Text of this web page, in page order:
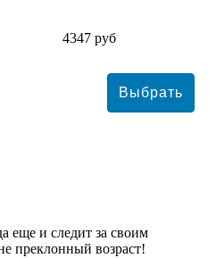
4347 руб
еще и следит за своим
преклонный возраст!